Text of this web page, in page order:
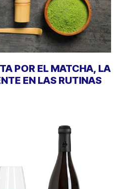
POR EL MATCHA, LA
EN LAS RUTINAS